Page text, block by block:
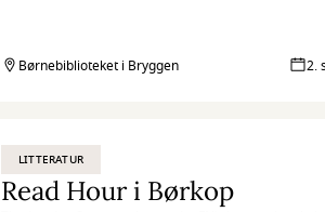
Børnebiblioteket i Bryggen 2.
LITTERATUR
Read Hour i Børkop